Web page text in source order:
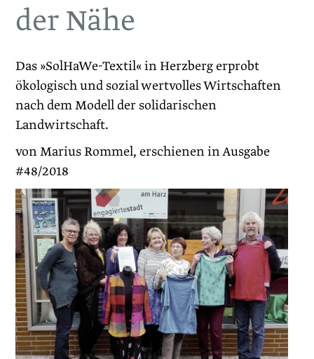
der Nähe
Das »SolHaWe-Textil« in Herzberg erprobt
ökologisch und sozial wertvolles Wirtschaften
nach dem Modell der solidarischen
Landwirtschaft.
von Marius Rommel, erschienen in Ausgabe
#48/2018